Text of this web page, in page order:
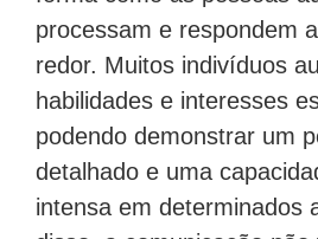
processam e respondem
redor. Muitos indivíduos
habilidades e interesses
podendo demonstrar um
detalhado e uma
intensa em determinados